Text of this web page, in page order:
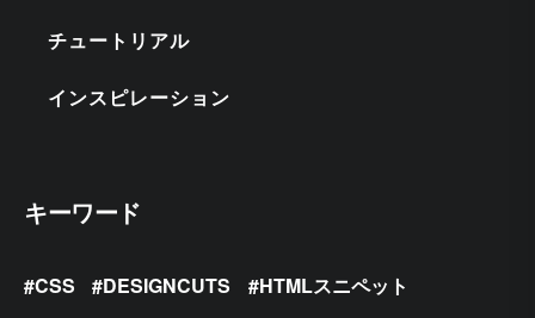
チュートリアル
インスピレーション
キーワード
CSS DESIGNCUTS
HTMLスニペット